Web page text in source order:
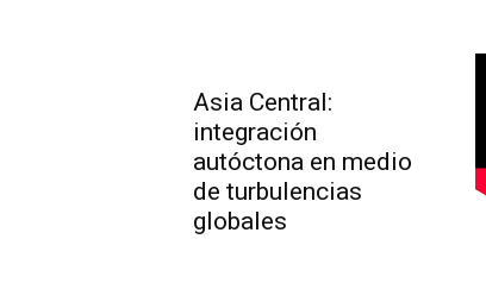
Asia Central:
integración
autóctona en medio
de turbulencias
globales